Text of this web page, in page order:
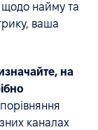
щодо найму та
ваша
на
каналах